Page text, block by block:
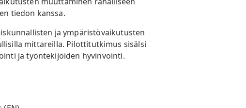
tiedon kanssa.
ja ympäristövaikutusten
mittareilla. Pilottitutkimus sisälsi
ja työntekijöiden hyvinvointi.